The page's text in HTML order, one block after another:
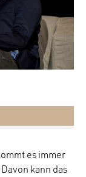
es immer
kann das